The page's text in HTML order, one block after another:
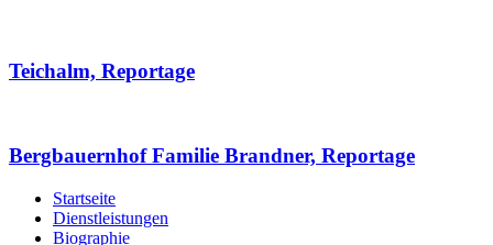
Teichalm, Reportage
Bergbauernhof Familie Brandner, Reportage
Startseite
Dienstleistungen
Biographie